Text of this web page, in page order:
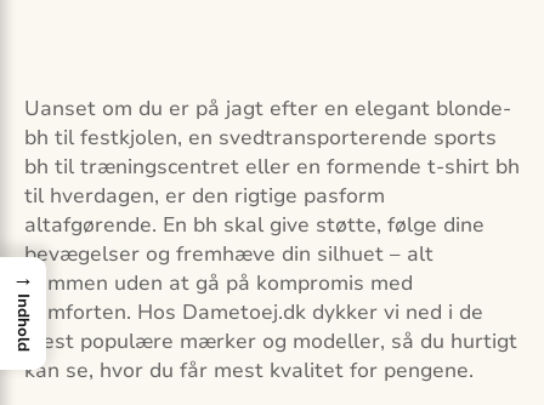
Uanset om du er på jagt efter en elegant blonde-
bh til festkjolen, en svedtransporterende sports
bh til træningscentret eller en formende t-shirt bh
til hverdagen, er den rigtige pasform
altafgørende. En bh skal give støtte, følge dine
bevægelser og fremhæve din silhuet – alt
sammen uden at gå på kompromis med
komforten. Hos Dametoej.dk dykker vi ned i de
mest populære mærker og modeller, så du hurtigt
kan se, hvor du får mest kvalitet for pengene.
→
Indhold